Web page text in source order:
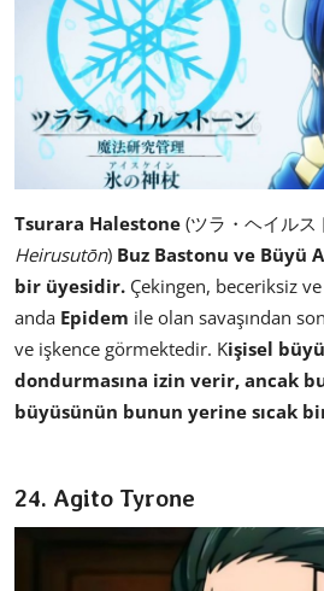
Tsurara Halestone (ツラ・ヘイルス
Heirusutōn) Buz Bastonu ve Büyü
bir üyesidir. Çekingen, beceriksiz
anda Epidem ile olan savaşından
ve işkence görmektedir. Kişisel
dondurmasına izin verir, ancak
büyüsünün bunun yerine sıcak
24. Agito Tyrone